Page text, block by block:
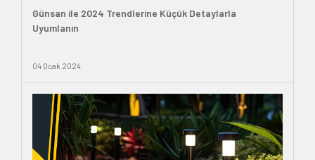
Günsan ile 2024 Trendlerine Küçük Detaylarla
Uyumlanın
04 Ocak 2024